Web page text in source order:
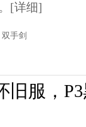
[详细]
双手剑
旧服，